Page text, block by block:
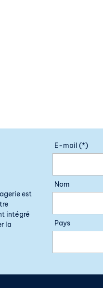
est
intégré
la
E-mail (*)
Nom
Pays